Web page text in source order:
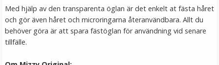
Med hjälp av den transparenta öglan är det enkelt at fästa håret
och gör även håret och microringarna återanvändbara. Allt du
behöver göra är att spara fästöglan för användning vid senare
tillfälle.